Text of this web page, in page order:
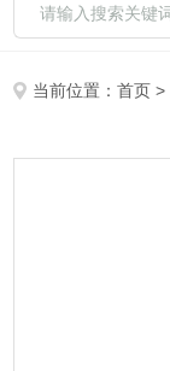
当前位置：首页 >